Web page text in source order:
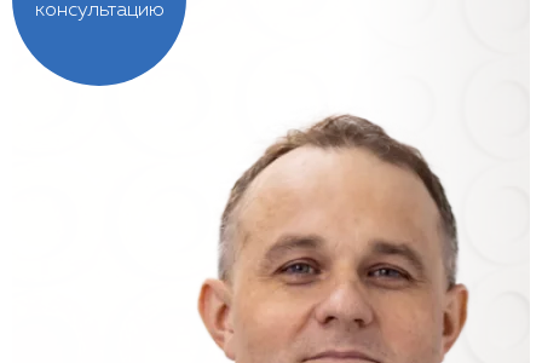
консультацию